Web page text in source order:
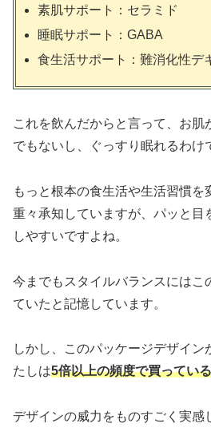
素肌サポート：セラミド
睡眠サポート：GABA
食生活サポート：難消化性デ
これを飲んだからと言って、お肌
でもないし、ぐっすり眠れるわけ
もっと根本の食生活や生活習慣を
重々承知していますが、パッと目
しやすいですよね。
今までもスタイルバランスにはこ
ていたと記憶しています。
しかし、このパッケージデザイン
たしは5倍以上の頻度で買っている
デザインの威力をものすごく実感